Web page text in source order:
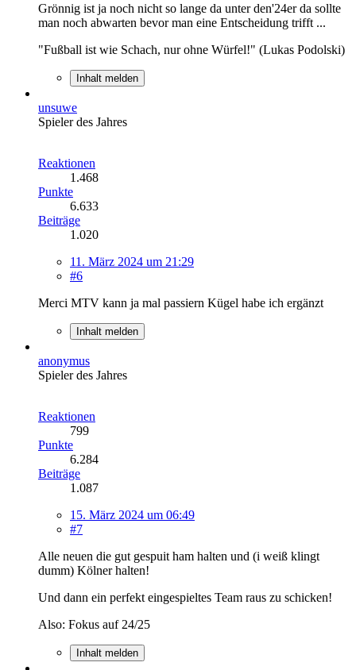
Grönnig ist ja noch nicht so lange da unter den'24er da sollte
man noch abwarten bevor man eine Entscheidung trifft ...
"Fußball ist wie Schach, nur ohne Würfel!" (Lukas Podolski)
Inhalt melden
unsuwe
Spieler des Jahres
Reaktionen
1.468
Punkte
6.633
Beiträge
1.020
11. März 2024 um 21:29
#6
Merci MTV kann ja mal passiern Kügel habe ich ergänzt
Inhalt melden
anonymus
Spieler des Jahres
Reaktionen
799
Punkte
6.284
Beiträge
1.087
15. März 2024 um 06:49
#7
Alle neuen die gut gespuit ham halten und (i weiß klingt
dumm) Kölner halten!
Und dann ein perfekt eingespieltes Team raus zu schicken!
Also: Fokus auf 24/25
Inhalt melden